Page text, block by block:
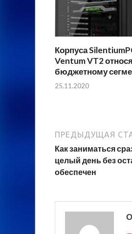
Корпуса
Ventum VT2
бюджетному
25.11.2020
ПРЕДЫДУЩАЯ
Как заниматься
целый день без
обеспечен